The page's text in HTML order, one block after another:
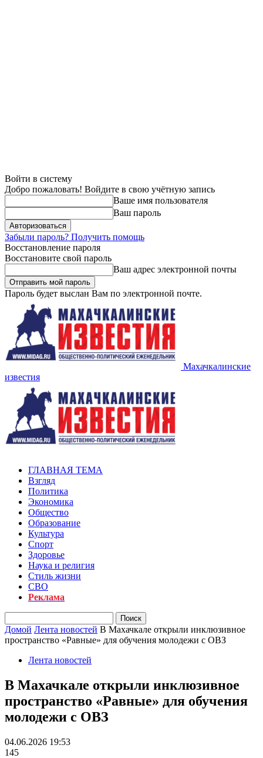
Войти в систему
Добро пожаловать! Войдите в свою учётную запись
Ваше имя пользователя
Ваш пароль
Забыли пароль? Получить помощь
Восстановление пароля
Восстановите свой пароль
Ваш адрес электронной почты
Пароль будет выслан Вам по электронной почте.
Махачкалинские
известия
ГЛАВНАЯ ТЕМА
Взгляд
Политика
Экономика
Общество
Образование
Культура
Спорт
Здоровье
Наука и религия
Стиль жизни
СВО
Реклама
Домой Лента новостей В Махачкале открыли инклюзивное
пространство «Равные» для обучения молодежи с ОВЗ
Лента новостей
В Махачкале открыли инклюзивное
пространство «Равные» для обучения
молодежи с ОВЗ
04.06.2026 19:53
145